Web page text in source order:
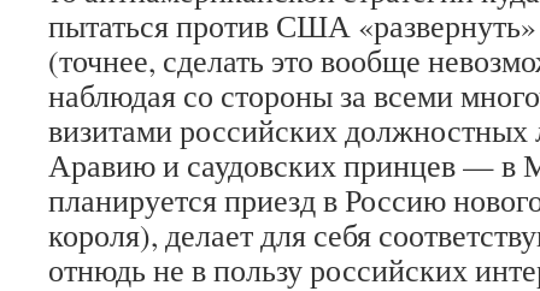
пытаться против США
(точнее, сделать это вообще
наблюдая со стороны за всеми
визитами российских
Аравию и саудовских принцев — в
планируется приезд в Россию
короля), делает для себя
отнюдь не в пользу российских